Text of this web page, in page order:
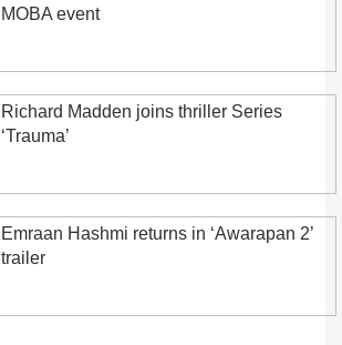
MOBA event
Richard Madden joins thriller Series
‘Trauma’
Emraan Hashmi returns in ‘Awarapan 2’
trailer